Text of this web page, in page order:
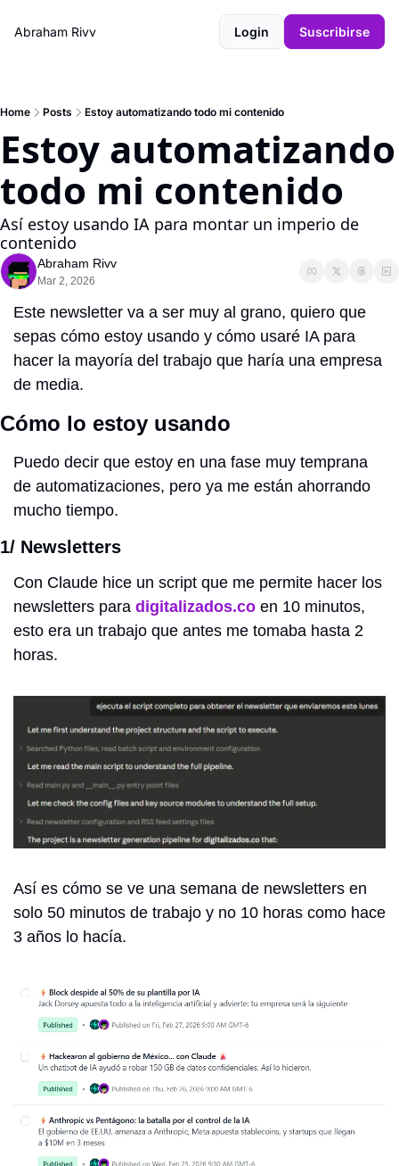
Abraham Rivv Login Suscribirse
Home Posts Estoy automatizando todo mi contenido
Estoy automatizando
todo mi contenido
Así estoy usando IA para montar un imperio de
contenido
Abraham Rivv
Mar 2, 2026
Este newsletter va a ser muy al grano, quiero que
sepas cómo estoy usando y cómo usaré IA para
hacer la mayoría del trabajo que haría una empresa
de media.
Cómo lo estoy usando
Puedo decir que estoy en una fase muy temprana
de automatizaciones, pero ya me están ahorrando
mucho tiempo.
1/ Newsletters
Con Claude hice un script que me permite hacer los
newsletters para digitalizados.co en 10 minutos,
esto era un trabajo que antes me tomaba hasta 2
horas.
Así es cómo se ve una semana de newsletters en
solo 50 minutos de trabajo y no 10 horas como hace
3 años lo hacía.